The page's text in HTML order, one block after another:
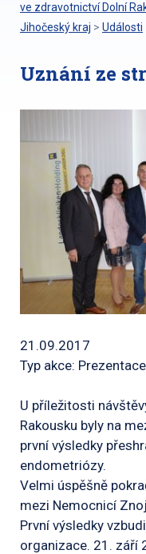
ve zdravotnictví Dolní
Jihočeský kraj > Události
Uznání ze
21.09.2017
Typ akce: Prezentace
U příležitosti
Rakousku byly na
první výsledky
endometriózy.
Velmi úspěšně
mezi Nemocnicí
První výsledky
organizace. 21. září